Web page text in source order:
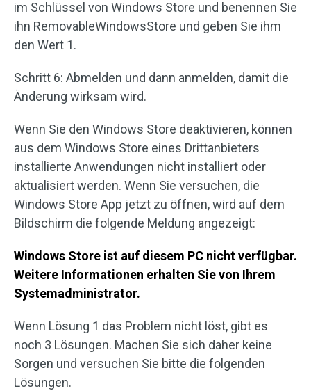
im Schlüssel von Windows Store und benennen Sie
ihn RemovableWindowsStore und geben Sie ihm
den Wert 1.
Schritt 6: Abmelden und dann anmelden, damit die
Änderung wirksam wird.
Wenn Sie den Windows Store deaktivieren, können
aus dem Windows Store eines Drittanbieters
installierte Anwendungen nicht installiert oder
aktualisiert werden. Wenn Sie versuchen, die
Windows Store App jetzt zu öffnen, wird auf dem
Bildschirm die folgende Meldung angezeigt:
Windows Store ist auf diesem PC nicht verfügbar.
Weitere Informationen erhalten Sie von Ihrem
Systemadministrator.
Wenn Lösung 1 das Problem nicht löst, gibt es
noch 3 Lösungen. Machen Sie sich daher keine
Sorgen und versuchen Sie bitte die folgenden
Lösungen.